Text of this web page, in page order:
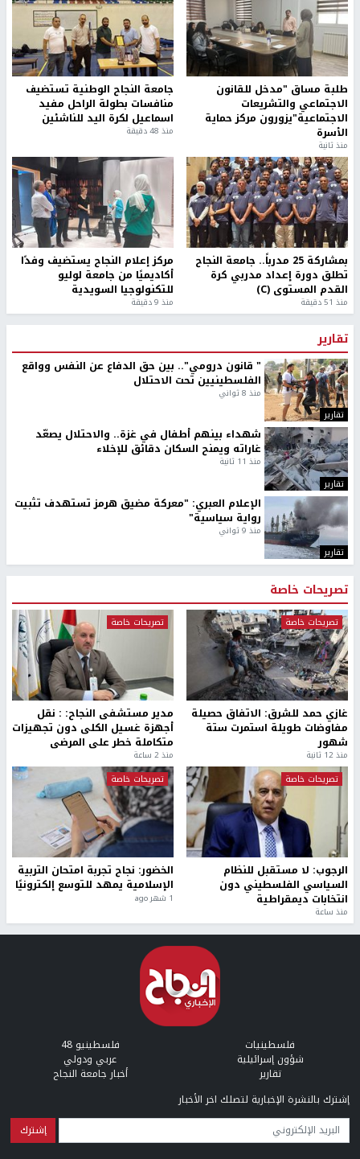
عليها.
رابط قصير
https://nn.najah.edu/A1YQ/
الكلمات المفتاحية
الاحتلال
اصابات
اخر الأخبار
اصابات قرب الخط الأصفر وتحليق مكثف للاستطلاع في سماء
غزة
محافظة القدس: انسحاب قوات الاحتلال من مخيم قلنديا
وكفر عقب بعد عدوان استمر يومين
تركيا والسعودية وباكستان ستوقع اتفاقية دفاعية مشتركة
مستوطنون بحماية قوات الاحتلال يقتحمون برك سليمان
جنوب بيت لحم
حالة الطقس: أجواء صافية صيفية والحرارة حول معدلها العام
أمين عام الجامعة العربية يحذر من نهج إسرائيل بتغيير الواقع
على الأرض بالقوة
الرئاسة تدين الهجمات الصاروخية على المملكة العربية
السعودية والجمهورية اليمنية
أخبار جامعة النجاح
طلبة مساق "مدخل للقانون
الاجتماعي والتشريعات
الاجتماعية"يزورون مركز حماية
الأسرة
جامعة النجاح الوطنية تستضيف
منافسات بطولة الراحل مفيد
اسماعيل لكرة اليد للناشئين
منذ 48 دقيقة
بمشاركة 25 مدرباً.. جامعة النجاح
تطلق دورة إعداد مدربي كرة
مركز إعلام النجاح يستضيف وفدًا
أكاديميًا من جامعة لوليو
للتكنولوجيا السويدية
" قانون درومي".. بين حق الدفاع عن النفس وواقع
الفلسطينيين تحت الاحتلال
منذ 8 ثواني
تقارير
شهداء بينهم أطفال في غزة.. والاحتلال يصعّد
غاراته ويمنح السكان دقائق للإخلاء
منذ 11 ثانية